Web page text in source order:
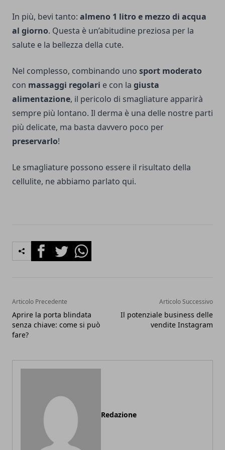
In più, bevi tanto: almeno 1 litro e mezzo di acqua
al giorno. Questa è un’abitudine preziosa per la
salute e la bellezza della cute.
Nel complesso, combinando uno sport moderato
con massaggi regolari e con la giusta
alimentazione, il pericolo di smagliature apparirà
sempre più lontano. Il derma è una delle nostre parti
più delicate, ma basta davvero poco per
preservarlo!
Le smagliature possono essere il risultato della
cellulite, ne abbiamo parlato qui.
FacebookTwitterWhatsapp
Articolo Precedente
Aprire la porta blindata
senza chiave: come si può
fare?
Articolo Successivo
Il potenziale business delle
vendite Instagram
Redazione